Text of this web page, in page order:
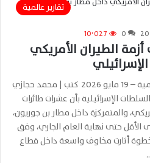
تقارير عالمية
0 10٬027
الطيران الأمريكي
الوطن اليوم الاخبارية – تقارير عالمية – 19 مايو 2026 كتب | محمد حجازي
الإسرائيلية بأن عشرات طائرات
والمتمركزة داخل مطار بن جوريون،
حتى نهاية العام الجاري، وفق
العبرية، فى خطوة أثارت مخاوف واسعة داخل قطاع